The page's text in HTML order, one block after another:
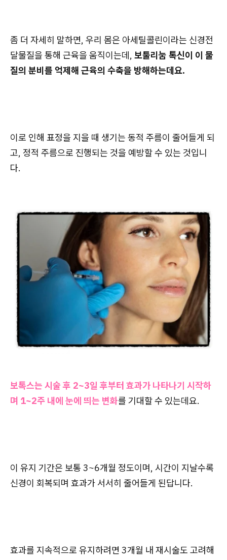
좀 더 자세히 말하면, 우리 몸은 아세틸콜린이라는 신경전
달물질을 통해 근육을 움직이는데, 보툴리눔 톡신이 이 물
질의 분비를 억제해 근육의 수축을 방해하는데요.
이로 인해 표정을 지을 때 생기는 동적 주름이 줄어들게 되
고, 정적 주름으로 진행되는 것을 예방할 수 있는 것입니
다.
보톡스는 시술 후 2~3일 후부터 효과가 나타나기 시작하
며 1~2주 내에 눈에 띄는 변화를 기대할 수 있는데요.
이 유지 기간은 보통 3~6개월 정도이며, 시간이 지날수록
신경이 회복되며 효과가 서서히 줄어들게 된답니다.
효과를 지속적으로 유지하려면 3개월 내 재시술도 고려해